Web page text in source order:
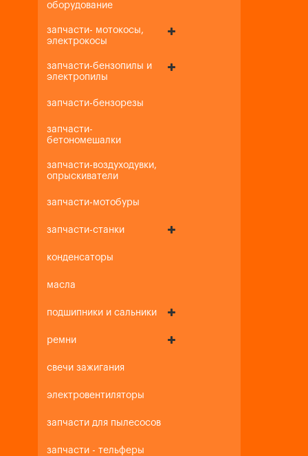
оборудование
запчасти- мотокосы,
электрокосы
запчасти-бензопилы и
электропилы
запчасти-бензорезы
запчасти-
бетономешалки
запчасти-воздуходувки,
опрыскиватели
запчасти-мотобуры
запчасти-станки
конденсаторы
масла
подшипники и сальники
ремни
свечи зажигания
электровентиляторы
запчасти для пылесосов
запчасти - тельферы